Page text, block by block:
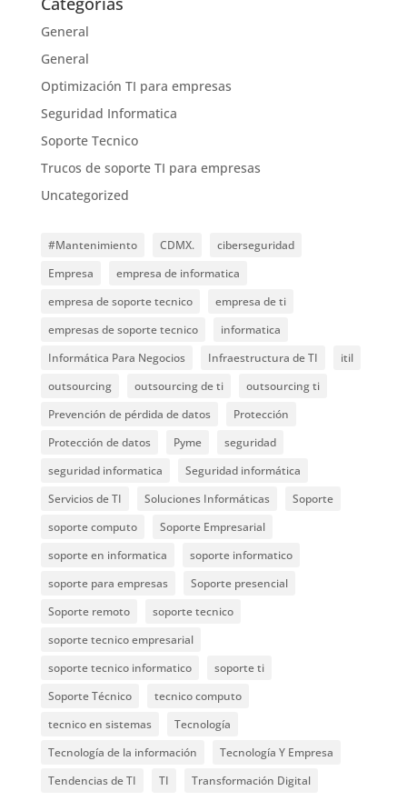
General
General
Optimización TI para empresas
Seguridad Informatica
Soporte Tecnico
Trucos de soporte TI para empresas
Uncategorized
#Mantenimiento CDMX.
ciberseguridad
Empresa
empresa de informatica
empresa de soporte tecnico
empresa de ti
empresas de soporte tecnico
informatica
Informática Para Negocios
Infraestructura de TI
itil
outsourcing
outsourcing de ti
outsourcing ti
Prevención de pérdida de datos
Protección
Protección de datos
Pyme
seguridad
seguridad informatica
Seguridad informática
Servicios de TI
Soluciones Informáticas
Soporte
soporte computo
Soporte Empresarial
soporte en informatica
soporte informatico
soporte para empresas
Soporte presencial
Soporte remoto
soporte tecnico
soporte tecnico empresarial
soporte tecnico informatico
soporte ti
Soporte Técnico
tecnico computo
tecnico en sistemas
Tecnología
Tecnología de la información
Tecnología Y Empresa
Tendencias de TI
TI Transformación Digital